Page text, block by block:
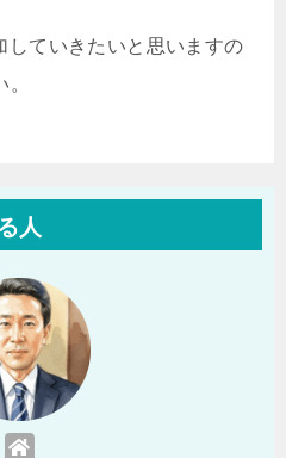
していきたいと思いますの
人